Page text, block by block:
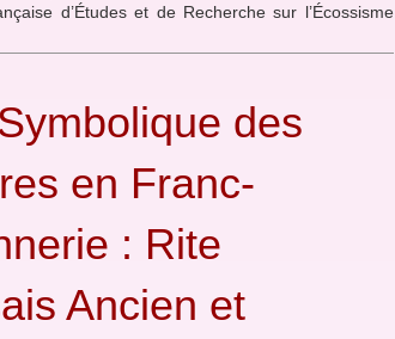
d’Études et de Recherche sur l’Écossisme
des
en Franc-
: Rite
Ancien et